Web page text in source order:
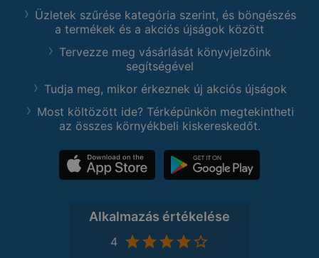
Üzletek szűrése kategória szerint, és böngészés
a termékek és a akciós újságok között
Tervezze meg vásárlását könyvjelzőink
segítségével
Tudja meg, mikor érkeznek új akciós újságok
Most költözött ide? Térképünkön megtekintheti
az összes környékbeli kiskereskedőt.
Alkalmazás értékelése
4